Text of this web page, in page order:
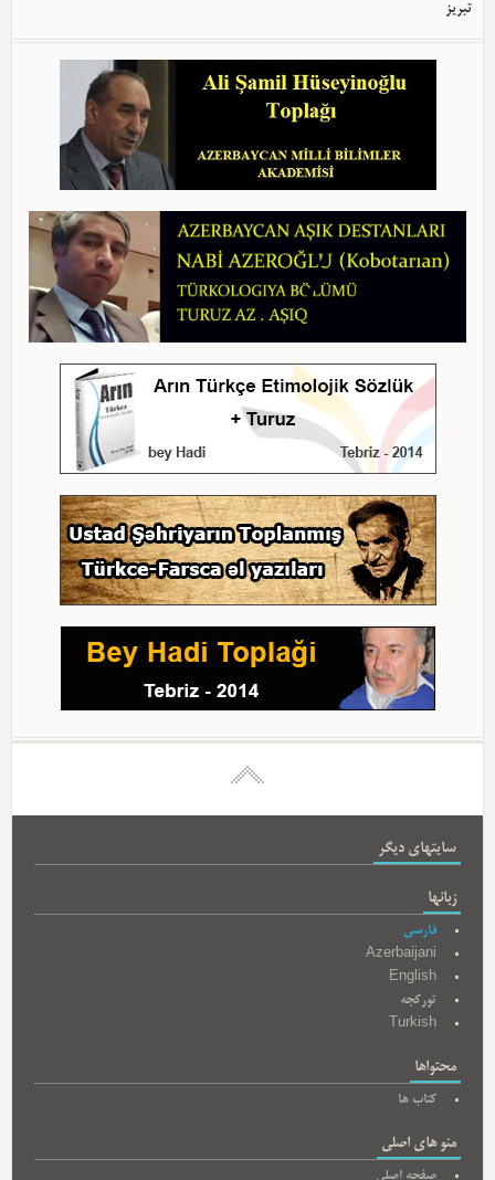
تبریز
سایتهای دیگر
زبانها
فارسی
Azerbaijani
English
تورکجه
Turkish
محتواها
کتاب ها
منو های اصلی
صفحه اصلی